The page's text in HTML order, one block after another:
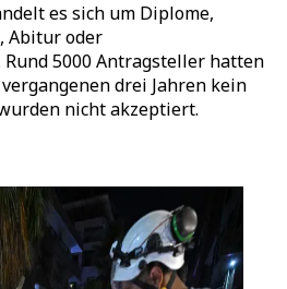
es sich um Diplome,
Abitur oder
5000 Antragsteller hatten
drei Jahren kein
nicht akzeptiert.